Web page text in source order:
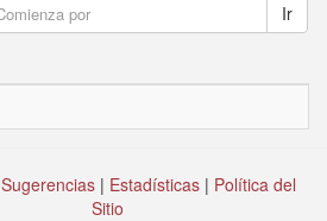
Ir
Sugerencias | Estadísticas | Política del
Sitio